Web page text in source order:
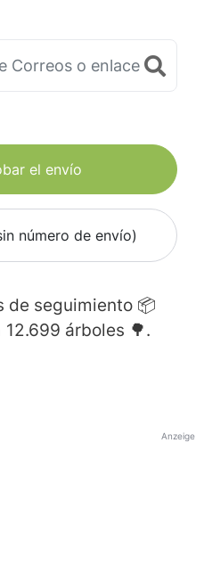
el envío
número de envío)
de seguimiento 📦
12.699 árboles 🌳.
Anzeige